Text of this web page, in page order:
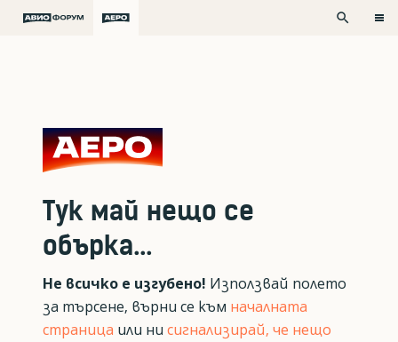
search
Тук май нещо се
обърка...
Не всичко е изгубено! Използвай полето
за търсене, върни се към началната
страница или ни сигнализирай, че нещо